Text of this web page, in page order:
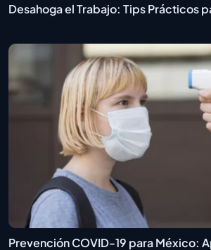
Desahoga el Trabajo: Tips Prácticos
Prevención COVID-19 para México: